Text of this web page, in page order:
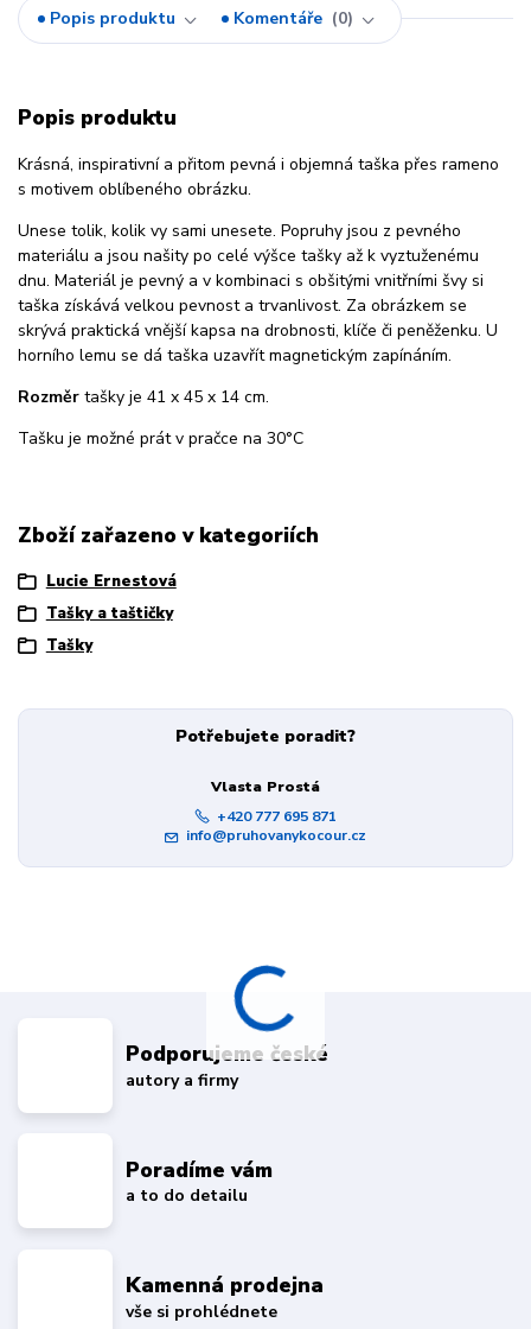
Popis produktu Komentáře 0
Popis produktu
Krásná, inspirativní a přitom pevná i objemná taška přes rameno
s motivem oblíbeného obrázku.
Unese tolik, kolik vy sami unesete. Popruhy jsou z pevného
materiálu a jsou našity po celé výšce tašky až k vyztuženému
dnu. Materiál je pevný a v kombinaci s obšitými vnitřními švy si
taška získává velkou pevnost a trvanlivost. Za obrázkem se
skrývá praktická vnější kapsa na drobnosti, klíče či peněženku. U
horního lemu se dá taška uzavřít magnetickým zapínáním.
Rozměr tašky je 41 x 45 x 14 cm.
Tašku je možné prát v pračce na 30°C
Zboží zařazeno v kategoriích
Lucie Ernestová
Tašky a taštičky
Tašky
Potřebujete poradit?
Vlasta Prostá
+420 777 695 871
info@pruhovanykocour.cz
Podporujeme české
autory a firmy
Poradíme vám
a to do detailu
Kamenná prodejna
vše si prohlédnete